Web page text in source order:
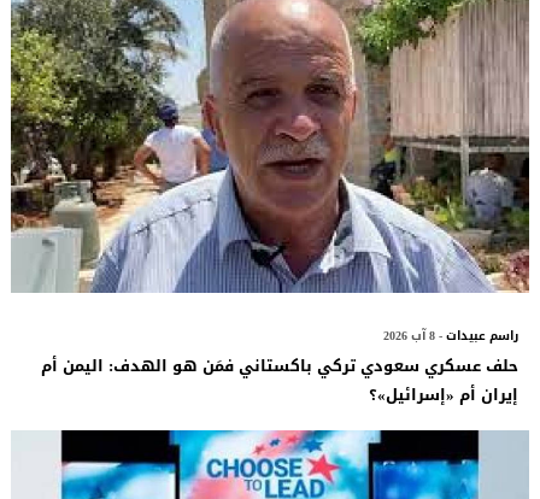
راسم عبيدات- 8 آب 2026
حلف عسكري سعودي تركي باكستاني فمَن هو الهدف: اليمن أم
إيران أم «إسرائيل»؟